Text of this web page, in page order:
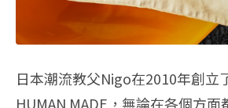
日本潮流教父Nigo在2010年創立
HUMAN MADE，無論在各個方